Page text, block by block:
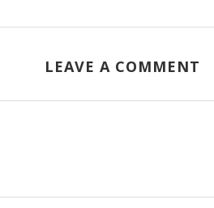
LEAVE A COMMENT